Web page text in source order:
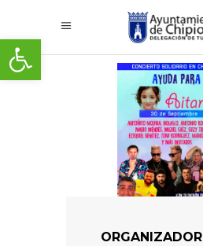
Abrir barra de herramientas
ORGANIZADOR